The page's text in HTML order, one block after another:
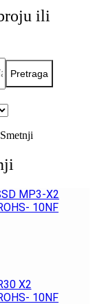
ili
MP3-X2
10NF
X2
10NF